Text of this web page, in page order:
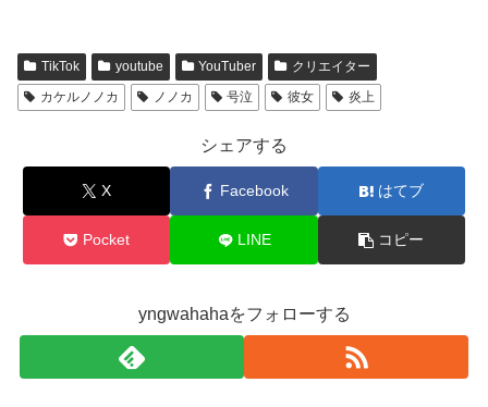
TikTok youtube YouTuber
クリエイター
カケルノノカ
ノノカ 号泣 彼女 炎上
シェアする
X Facebook はてブ
Pocket LINE コピー
yngwahahaをフォローする